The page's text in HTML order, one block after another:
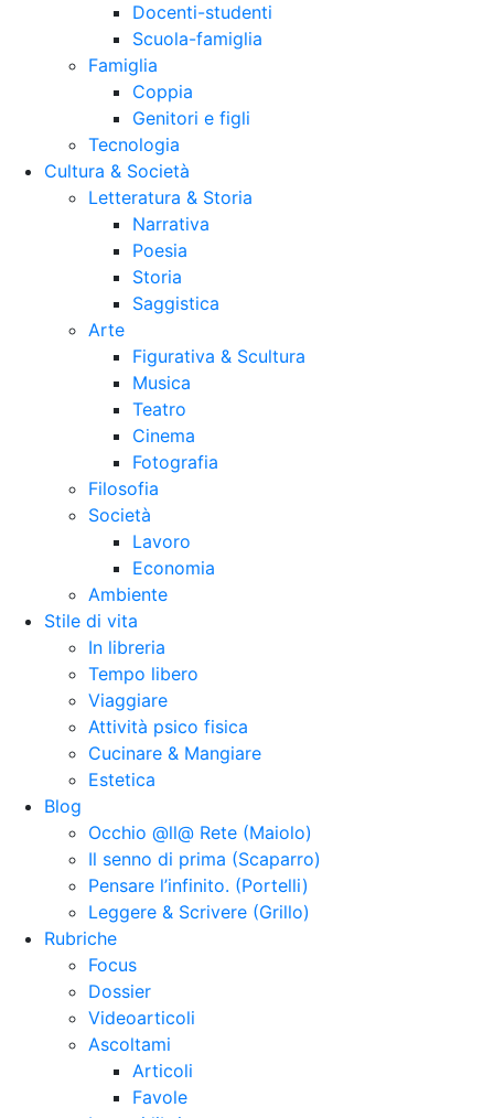
Docenti-studenti
Scuola-famiglia
Famiglia
Coppia
Genitori e figli
Tecnologia
Cultura & Società
Letteratura & Storia
Narrativa
Poesia
Storia
Saggistica
Arte
Figurativa & Scultura
Musica
Teatro
Cinema
Fotografia
Filosofia
Società
Lavoro
Economia
Ambiente
Stile di vita
In libreria
Tempo libero
Viaggiare
Attività psico fisica
Cucinare & Mangiare
Estetica
Blog
Occhio @ll@ Rete (Maiolo)
Il senno di prima (Scaparro)
Pensare l’infinito. (Portelli)
Leggere & Scrivere (Grillo)
Rubriche
Focus
Dossier
Videoarticoli
Ascoltami
Articoli
Favole